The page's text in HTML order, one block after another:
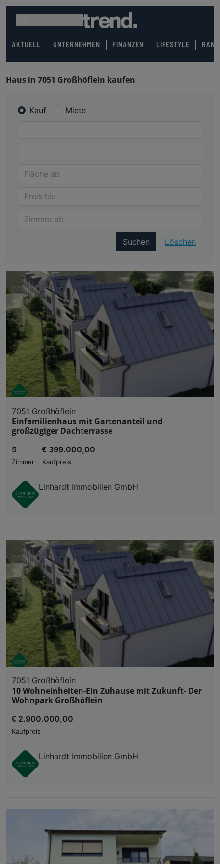
AKTUELL UNTERNEHMEN FINANZEN LIFESTYLE
Haus in 7051 Großhöflein kaufen
Kauf Miete
Suchen Löschen
7051 Großhöflein
Einfamilienhaus mit Gartenanteil und
großzügiger Dachterrasse
5
Zimmer
€ 399.000,00
Kaufpreis
Linhardt Immobilien GmbH
7051 Großhöflein
10 Wohneinheiten-Ein Zuhause mit Zukunft- Der
Wohnpark Großhöflein
€ 2.900.000,00
Kaufpreis
Linhardt Immobilien GmbH